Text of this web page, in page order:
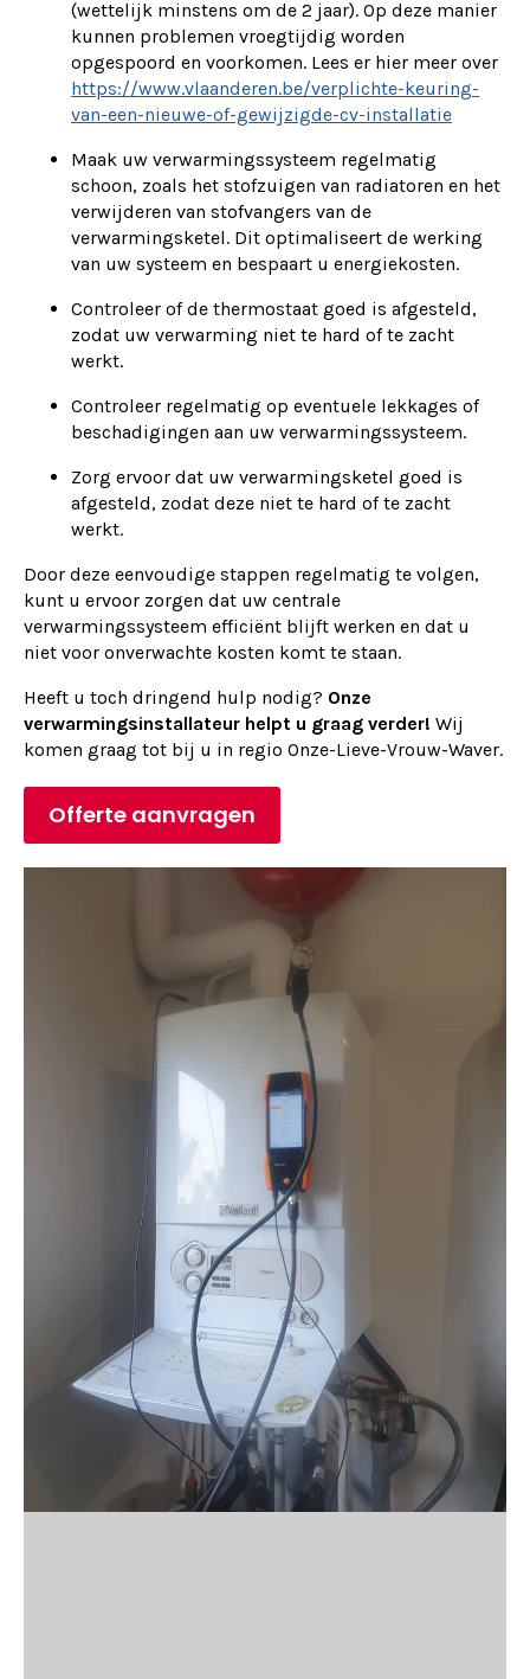
(wettelijk minstens om de 2 jaar). Op deze manier
kunnen problemen vroegtijdig worden
opgespoord en voorkomen. Lees er hier meer over
https://www.vlaanderen.be/verplichte-keuring-
van-een-nieuwe-of-gewijzigde-cv-installatie
Maak uw verwarmingssysteem regelmatig
schoon, zoals het stofzuigen van radiatoren en het
verwijderen van stofvangers van de
verwarmingsketel. Dit optimaliseert de werking
van uw systeem en bespaart u energiekosten.
Controleer of de thermostaat goed is afgesteld,
zodat uw verwarming niet te hard of te zacht
werkt.
Controleer regelmatig op eventuele lekkages of
beschadigingen aan uw verwarmingssysteem.
Zorg ervoor dat uw verwarmingsketel goed is
afgesteld, zodat deze niet te hard of te zacht
werkt.
Door deze eenvoudige stappen regelmatig te volgen,
kunt u ervoor zorgen dat uw centrale
verwarmingssysteem efficiënt blijft werken en dat u
niet voor onverwachte kosten komt te staan.
Heeft u toch dringend hulp nodig? Onze
verwarmingsinstallateur helpt u graag verder! Wij
komen graag tot bij u in regio Onze-Lieve-Vrouw-Waver.
Offerte aanvragen